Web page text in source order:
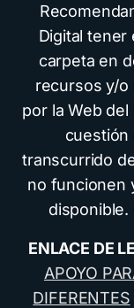
Digital tener
carpeta en
recursos y/o
por la Web
cuestión
transcurrido
no funcionen
disponible.
ENLACE DE
APOYO
DIFERENTES